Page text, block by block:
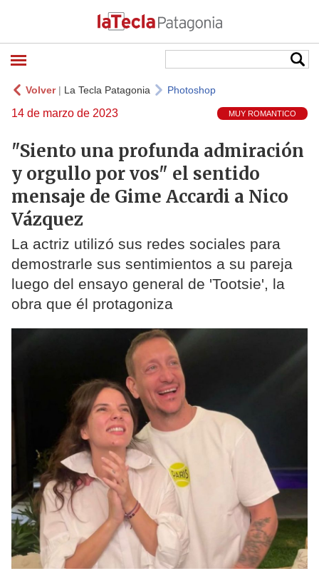
Volver| La Tecla Patagonia Photoshop
14 de marzo de 2023 MUY ROMANTICO
"Siento una profunda admiración
y orgullo por vos" el sentido
mensaje de Gime Accardi a Nico
Vázquez
La actriz utilizó sus redes sociales para
demostrarle sus sentimientos a su pareja
luego del ensayo general de 'Tootsie', la
obra que él protagoniza